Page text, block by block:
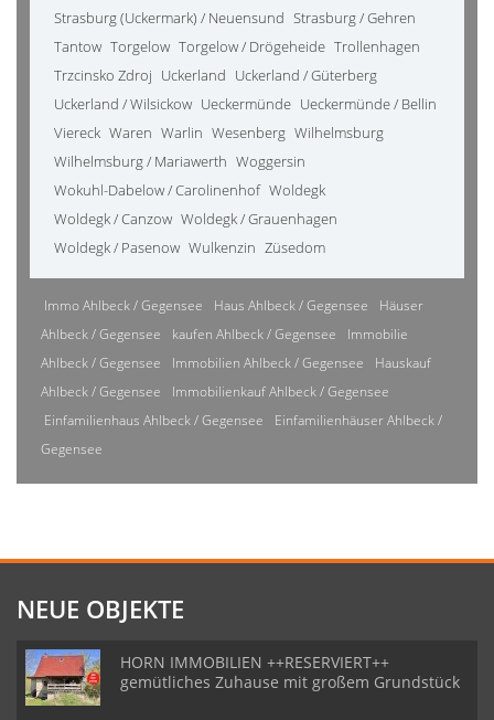
Strasburg (Uckermark) / Neuensund Strasburg / Gehren
Tantow Torgelow Torgelow / Drögeheide Trollenhagen
Trzcinsko Zdroj Uckerland Uckerland / Güterberg
Uckerland / Wilsickow Ueckermünde Ueckermünde / Bellin
Viereck Waren Warlin Wesenberg Wilhelmsburg
Wilhelmsburg / Mariawerth Woggersin
Wokuhl-Dabelow / Carolinenhof Woldegk
Woldegk / Canzow Woldegk / Grauenhagen
Woldegk / Pasenow Wulkenzin Züsedom
Immo Ahlbeck / Gegensee Haus Ahlbeck / Gegensee
Häuser
Ahlbeck / Gegensee
kaufen Ahlbeck / Gegensee
Immobilie
Ahlbeck / Gegensee
Immobilien Ahlbeck / Gegensee
Hauskauf
Ahlbeck / Gegensee
Immobilienkauf Ahlbeck / Gegensee
Einfamilienhaus Ahlbeck / Gegensee
Einfamilienhäuser Ahlbeck /
Gegensee
NEUE OBJEKTE
HORN IMMOBILIEN ++RESERVIERT++
gemütliches Zuhause mit großem Grundstück